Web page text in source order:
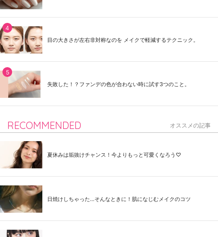
目の大きさが左右非対称なのを メイクで軽減するテクニック。
失敗した！？ファンデの色が合わない時に試す3つのこと。
RECOMMENDED オススメの記事
夏休みは垢抜けチャンス！今よりもっと可愛くなろう♡
日焼けしちゃった...そんなときに！肌になじむメイクのコツ